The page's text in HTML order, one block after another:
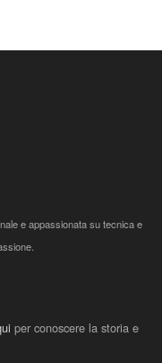
e appassionata su tecnica e
per conoscere la storia e